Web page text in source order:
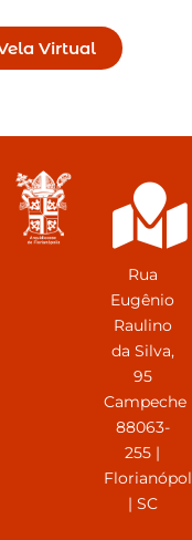
Virtual
Rua
Eugênio
Raulino
da Silva,
95
Campeche
88063-
255 |
| SC